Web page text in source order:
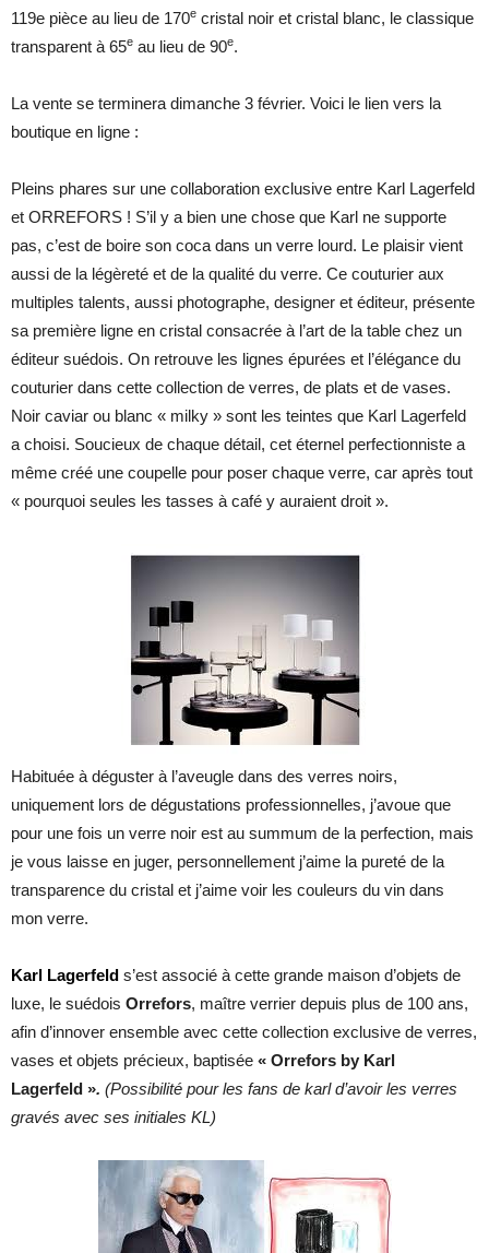
119e pièce au lieu de 170e cristal noir et cristal blanc, le classique
transparent à 65e au lieu de 90e.
La vente se terminera dimanche 3 février. Voici le lien vers la
boutique en ligne :
Pleins phares sur une collaboration exclusive entre Karl Lagerfeld
et ORREFORS ! S’il y a bien une chose que Karl ne supporte
pas, c’est de boire son coca dans un verre lourd. Le plaisir vient
aussi de la légèreté et de la qualité du verre. Ce couturier aux
multiples talents, aussi photographe, designer et éditeur, présente
sa première ligne en cristal consacrée à l’art de la table chez un
éditeur suédois. On retrouve les lignes épurées et l’élégance du
couturier dans cette collection de verres, de plats et de vases.
Noir caviar ou blanc « milky » sont les teintes que Karl Lagerfeld
a choisi. Soucieux de chaque détail, cet éternel perfectionniste a
même créé une coupelle pour poser chaque verre, car après tout
« pourquoi seules les tasses à café y auraient droit ».
Habituée à déguster à l’aveugle dans des verres noirs,
uniquement lors de dégustations professionnelles, j’avoue que
pour une fois un verre noir est au summum de la perfection, mais
je vous laisse en juger, personnellement j’aime la pureté de la
transparence du cristal et j’aime voir les couleurs du vin dans
mon verre.
Karl Lagerfeld s’est associé à cette grande maison d’objets de
luxe, le suédois Orrefors, maître verrier depuis plus de 100 ans,
afin d’innover ensemble avec cette collection exclusive de verres,
vases et objets précieux, baptisée « Orrefors by Karl
Lagerfeld ». (Possibilité pour les fans de karl d’avoir les verres
gravés avec ses initiales KL)